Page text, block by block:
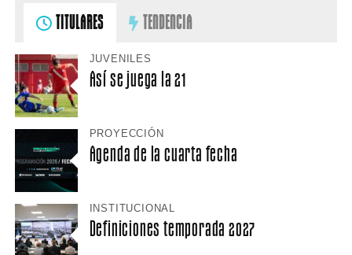
TITULARES TENDENCIA
JUVENILES
Así se juega la 21
PROYECCIÓN
Agenda de la cuarta fecha
INSTITUCIONAL
Definiciones temporada 2027